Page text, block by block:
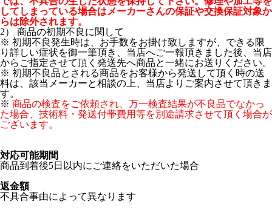
してしまっている場合はメーカーさんの保証や交換保証対象か
らは除外されます。
2） 商品の初期不良に関して
※ 初期不良発生時は、お手数をお掛け致しますが、できる限
り詳しい症状を御一筆頂き、当店へご一報頂きました後、当店
からご指定させて頂く発送先へ商品と一緒にお送りください。
※ 初期不良品とされる商品をお客様から発送して頂く時の送
料は、該当メーカーと相談の上、当店よりご案内させて頂きま
す。
※ 商品の検査をご依頼され、万一検査結果が不良品でなかっ
た場合、技術料・発送付帯費用等を別途請求させて頂く場合が
ございます。
対応可能期間
商品到着後5日以内にご連絡をいただいた場合
返金額
不具合事由によって異なります